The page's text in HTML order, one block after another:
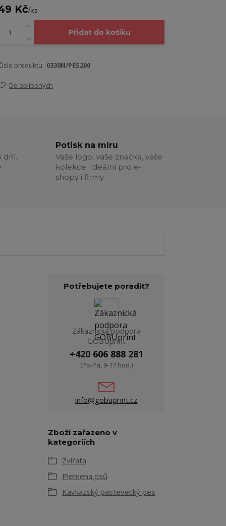
Kč/ks
Přidat do košíku
produktu: 0338N/PES200
Do oblíbených
dní.
Potisk na míru
Vaše logo, vaše značka, vaše
kolekce. Ideální pro e-
shopy i firmy.
Potřebujete poradit?
Zákaznická podpora
GOBUprint
+420 606 888 281
(Po-Pá, 9-17 hod.)
info@gobuprint.cz
Zboží zařazeno v
kategoriích
Zvířata
Plemena psů
Kavkazský pastevecký pes